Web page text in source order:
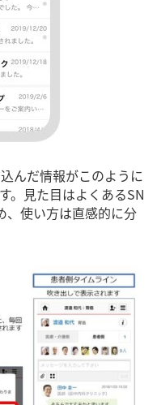
んだ情報がこのように
。見た目はよくあるSN
、使い方は直感的に分